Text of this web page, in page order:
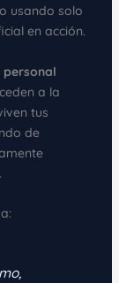
usando solo
en acción.
a la
tus
de